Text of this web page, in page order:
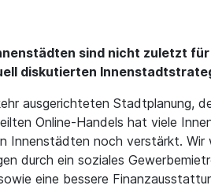
sind nicht zuletzt
diskutierten
ausgerichteten Stadtplanung,
Online-Handels hat viele
noch verstärkt. Wir
durch ein soziales
eine bessere